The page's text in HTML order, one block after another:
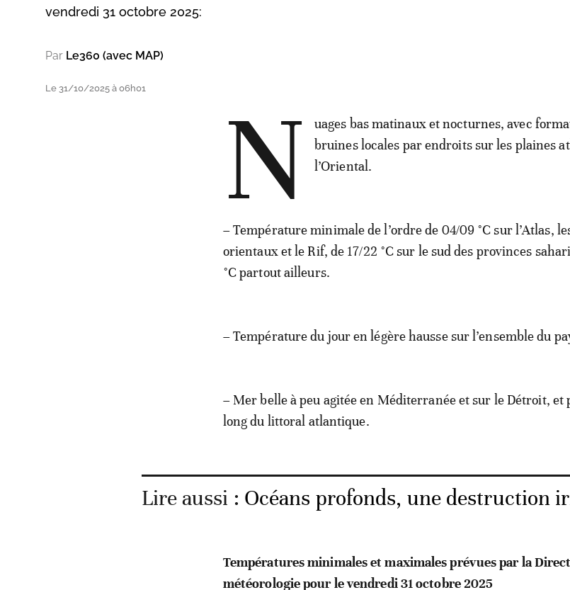
vendredi 31 octobre 2025:
Par Le360 (avec MAP)
Le 31/10/2025 à 06h01 N
uages bas matinaux et nocturnes, avec
bruines locales par endroits sur les plaines
l’Oriental.
– Température minimale de l’ordre de 04/09 °C sur l’Atlas,
orientaux et le Rif, de 17/22 °C sur le sud des provinces
°C partout ailleurs.
– Température du jour en légère hausse sur l’ensemble du
– Mer belle à peu agitée en Méditerranée et sur le Détroit, et
long du littoral atlantique.
Lire aussi : Océans profonds, une destruction
Températures minimales et maximales prévues par la
météorologie pour le vendredi 31 octobre 2025